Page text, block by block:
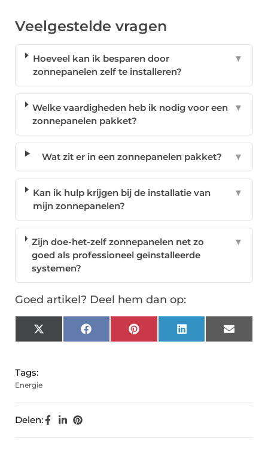
Veelgestelde vragen
Hoeveel kan ik besparen door
zonnepanelen zelf te installeren?
▼
Welke vaardigheden heb ik nodig voor een
zonnepanelen pakket?
▼
Wat zit er in een zonnepanelen pakket? ▼
Kan ik hulp krijgen bij de installatie van
mijn zonnepanelen?
▼
Zijn doe-het-zelf zonnepanelen net zo
goed als professioneel geïnstalleerde
systemen?
▼
Goed artikel? Deel hem dan op:
X
(Twitter)
FacebookPinterest LinkedIn Email
Tags:
Energie
Delen: